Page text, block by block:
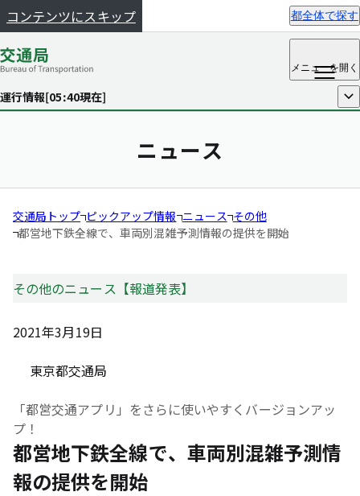
コンテンツにスキップ 都全体で探す
メニューを開く
運行情報[05:40現在] 開く
ニュース
交通局トップ ピックアップ情報 ニュース その他
都営地下鉄全線で、車両別混雑予測情報の提供を開始
その他のニュース【報道発表】
2021年3月19日
東京都交通局
「都営交通アプリ」をさらに使いやすくバージョンアッ
プ！
都営地下鉄全線で、車両別混雑予測情
報の提供を開始